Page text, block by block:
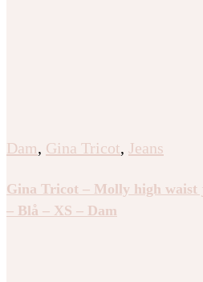
Dam, Gina Tricot, Jeans
Gina Tricot – Molly high waist
– Blå – XS – Dam